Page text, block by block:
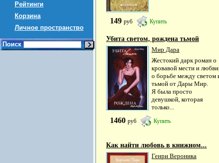
Рейтинги
Корзина
Личное пространство
Поиск
149 руб Купить
Убита светом, рождена тьмой
Мир Дара
Жестокий дарк роман о
кровавой мести и
о борьбе между светом
тьмой от Дары Мир.
Я была просто
девушкой, которая
только...
1460 руб Купить
Как найти любовь в книжном...
Генри Вероника